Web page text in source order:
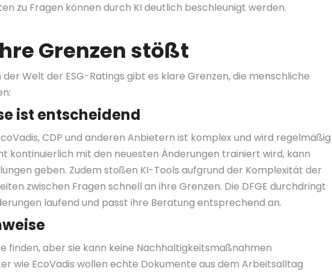
zu Fragen können durch KI deutlich beschleunigt werden.
Grenzen stößt
der Welt der ESG-Ratings gibt es klare Grenzen, die menschliche
ist entscheidend
CDP und anderen Anbietern ist komplex und wird regelmäßig
kontinuierlich mit den neuesten Änderungen trainiert wird, kann
geben. Zudem stoßen KI-Tools aufgrund der Komplexität der
zwischen Fragen schnell an ihre Grenzen. Die DFGE durchdringt
laufend und passt ihre Beratung entsprechend an.
finden, aber sie kann keine Nachhaltigkeitsmaßnahmen
wie EcoVadis wollen echte Dokumente aus dem Arbeitsalltag